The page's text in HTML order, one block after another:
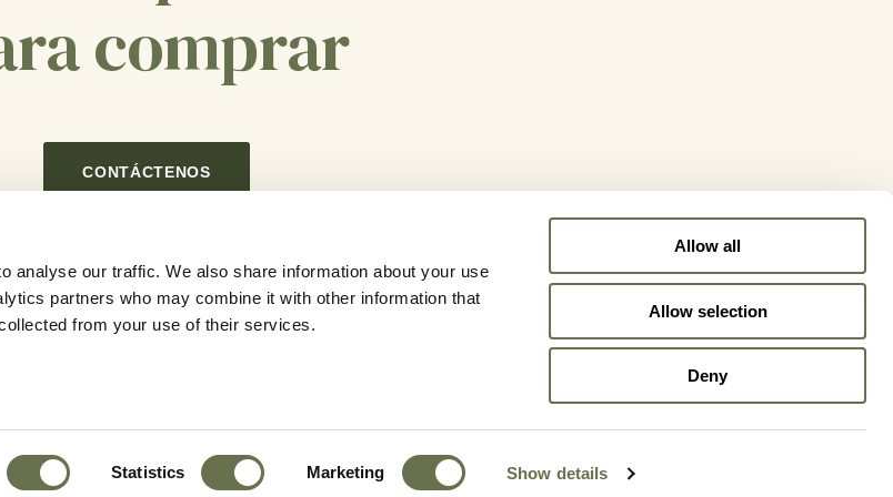
analyse our traffic. We also share information about your use
partners who may combine it with other information that
from your use of their services.
Statistics Marketing Show details
Allow all
Allow selection
Deny
comprar
CONTÁCTENOS
Carreras Contáctenos